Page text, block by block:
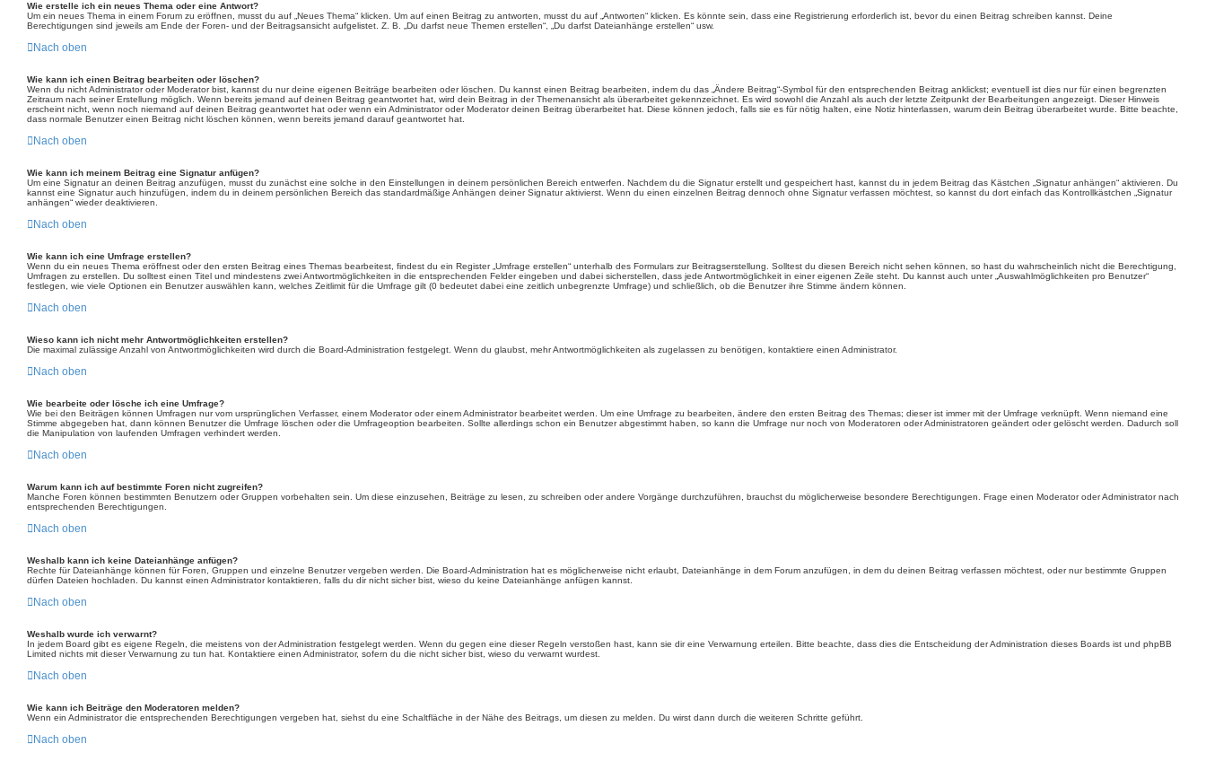
Wie erstelle ich ein neues Thema oder eine Antwort?
Um ein neues Thema in einem Forum zu eröffnen, musst du auf „Neues Thema“ klicken. Um auf einen Beitrag zu antworten, musst du auf „Antworten“ klicken. Es könnte sein, dass eine Registrierung erforderlich ist, bevor du einen Beitrag schreiben kannst. Deine
Berechtigungen sind jeweils am Ende der Foren- und der Beitragsansicht aufgelistet. Z. B. „Du darfst neue Themen erstellen“, „Du darfst Dateianhänge erstellen“ usw.
Nach oben
Wie kann ich einen Beitrag bearbeiten oder löschen?
Wenn du nicht Administrator oder Moderator bist, kannst du nur deine eigenen Beiträge bearbeiten oder löschen. Du kannst einen Beitrag bearbeiten, indem du das „Ändere Beitrag“-Symbol für den entsprechenden Beitrag anklickst; eventuell ist dies nur für einen begrenzten
Zeitraum nach seiner Erstellung möglich. Wenn bereits jemand auf deinen Beitrag geantwortet hat, wird dein Beitrag in der Themenansicht als überarbeitet gekennzeichnet. Es wird sowohl die Anzahl als auch der letzte Zeitpunkt der Bearbeitungen angezeigt. Dieser Hinweis
erscheint nicht, wenn noch niemand auf deinen Beitrag geantwortet hat oder wenn ein Administrator oder Moderator deinen Beitrag überarbeitet hat. Diese können jedoch, falls sie es für nötig halten, eine Notiz hinterlassen, warum dein Beitrag überarbeitet wurde. Bitte beachte,
dass normale Benutzer einen Beitrag nicht löschen können, wenn bereits jemand darauf geantwortet hat.
Nach oben
Wie kann ich meinem Beitrag eine Signatur anfügen?
Um eine Signatur an deinen Beitrag anzufügen, musst du zunächst eine solche in den Einstellungen in deinem persönlichen Bereich entwerfen. Nachdem du die Signatur erstellt und gespeichert hast, kannst du in jedem Beitrag das Kästchen „Signatur anhängen“ aktivieren. Du
kannst eine Signatur auch hinzufügen, indem du in deinem persönlichen Bereich das standardmäßige Anhängen deiner Signatur aktivierst. Wenn du einen einzelnen Beitrag dennoch ohne Signatur verfassen möchtest, so kannst du dort einfach das Kontrollkästchen „Signatur
anhängen“ wieder deaktivieren.
Nach oben
Wie kann ich eine Umfrage erstellen?
Wenn du ein neues Thema eröffnest oder den ersten Beitrag eines Themas bearbeitest, findest du ein Register „Umfrage erstellen“ unterhalb des Formulars zur Beitragserstellung. Solltest du diesen Bereich nicht sehen können, so hast du wahrscheinlich nicht die Berechtigung,
Umfragen zu erstellen. Du solltest einen Titel und mindestens zwei Antwortmöglichkeiten in die entsprechenden Felder eingeben und dabei sicherstellen, dass jede Antwortmöglichkeit in einer eigenen Zeile steht. Du kannst auch unter „Auswahlmöglichkeiten pro Benutzer“
festlegen, wie viele Optionen ein Benutzer auswählen kann, welches Zeitlimit für die Umfrage gilt (0 bedeutet dabei eine zeitlich unbegrenzte Umfrage) und schließlich, ob die Benutzer ihre Stimme ändern können.
Nach oben
Wieso kann ich nicht mehr Antwortmöglichkeiten erstellen?
Die maximal zulässige Anzahl von Antwortmöglichkeiten wird durch die Board-Administration festgelegt. Wenn du glaubst, mehr Antwortmöglichkeiten als zugelassen zu benötigen, kontaktiere einen Administrator.
Nach oben
Wie bearbeite oder lösche ich eine Umfrage?
Wie bei den Beiträgen können Umfragen nur vom ursprünglichen Verfasser, einem Moderator oder einem Administrator bearbeitet werden. Um eine Umfrage zu bearbeiten, ändere den ersten Beitrag des Themas; dieser ist immer mit der Umfrage verknüpft. Wenn niemand eine
Stimme abgegeben hat, dann können Benutzer die Umfrage löschen oder die Umfrageoption bearbeiten. Sollte allerdings schon ein Benutzer abgestimmt haben, so kann die Umfrage nur noch von Moderatoren oder Administratoren geändert oder gelöscht werden. Dadurch soll
die Manipulation von laufenden Umfragen verhindert werden.
Nach oben
Warum kann ich auf bestimmte Foren nicht zugreifen?
Manche Foren können bestimmten Benutzern oder Gruppen vorbehalten sein. Um diese einzusehen, Beiträge zu lesen, zu schreiben oder andere Vorgänge durchzuführen, brauchst du möglicherweise besondere Berechtigungen. Frage einen Moderator oder Administrator nach
entsprechenden Berechtigungen.
Nach oben
Weshalb kann ich keine Dateianhänge anfügen?
Rechte für Dateianhänge können für Foren, Gruppen und einzelne Benutzer vergeben werden. Die Board-Administration hat es möglicherweise nicht erlaubt, Dateianhänge in dem Forum anzufügen, in dem du deinen Beitrag verfassen möchtest, oder nur bestimmte Gruppen
dürfen Dateien hochladen. Du kannst einen Administrator kontaktieren, falls du dir nicht sicher bist, wieso du keine Dateianhänge anfügen kannst.
Nach oben
Weshalb wurde ich verwarnt?
In jedem Board gibt es eigene Regeln, die meistens von der Administration festgelegt werden. Wenn du gegen eine dieser Regeln verstoßen hast, kann sie dir eine Verwarnung erteilen. Bitte beachte, dass dies die Entscheidung der Administration dieses Boards ist und phpBB
Limited nichts mit dieser Verwarnung zu tun hat. Kontaktiere einen Administrator, sofern du die nicht sicher bist, wieso du verwarnt wurdest.
Nach oben
Wie kann ich Beiträge den Moderatoren melden?
Wenn ein Administrator die entsprechenden Berechtigungen vergeben hat, siehst du eine Schaltfläche in der Nähe des Beitrags, um diesen zu melden. Du wirst dann durch die weiteren Schritte geführt.
Nach oben